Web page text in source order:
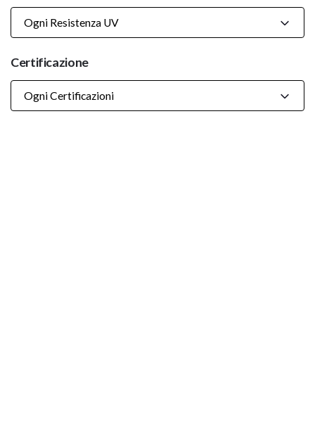
Ogni Resistenza UV
Certificazione
Ogni Certificazioni